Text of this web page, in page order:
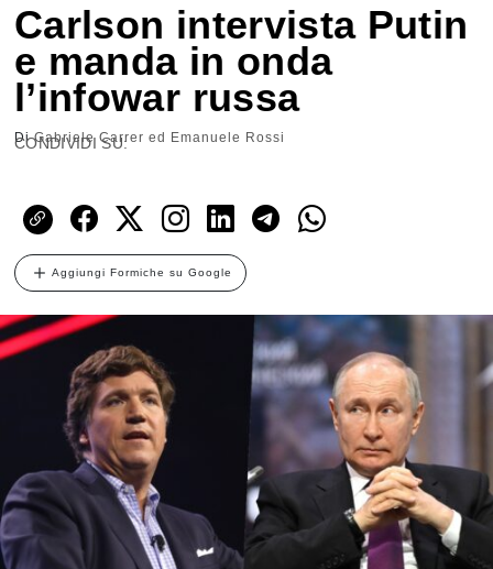
Carlson intervista Putin
e manda in onda
l’infowar russa
DiGabriele Carrer ed Emanuele Rossi
CONDIVIDI SU:
Aggiungi Formiche su Google